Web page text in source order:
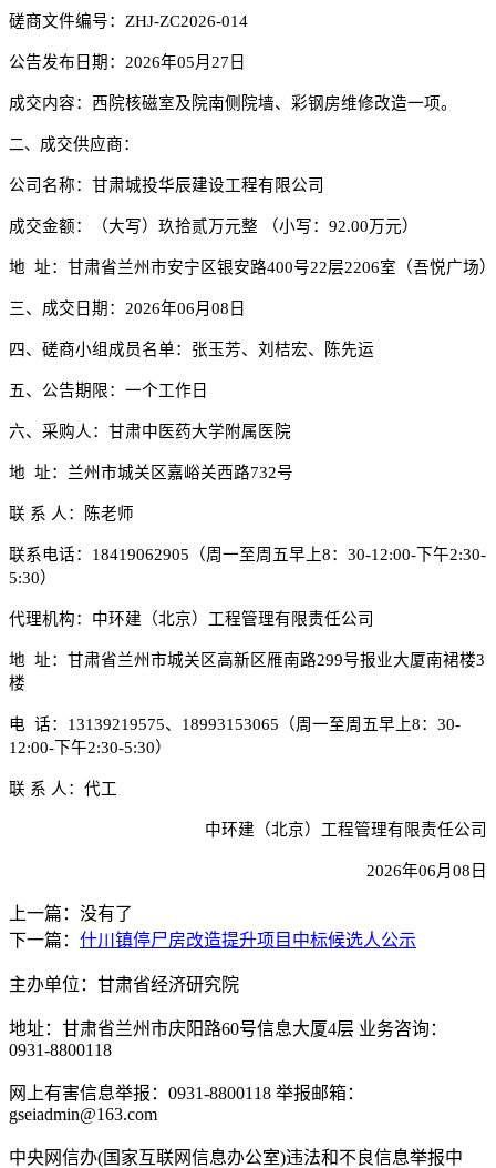
磋商文件编号： ZHJ-ZC2026-014
公告发布日期： 2026年05月27日
成交内容：西院核磁室及院南侧院墙、彩钢房维修改造一项。
二、 成交供应商：
公司名称： 甘肃城投华辰建设工程有限公司
成交金额： （大写） 玖拾贰万元整 （小写： 92.00万元）
地 址： 甘肃省兰州市安宁区银安路400号22层2206室（吾悦广场）
三、 成交日期： 2026年06月 08 日
四、磋商小组成员名单：张玉芳、刘桔宏、陈先运
五、 公告期限： 一个工作日
六、采购人：甘肃中医药大学附属医院
地 址：兰州市城关区嘉峪关西路732号
联 系 人：陈老师
联系电话： 18419062905（周一至周五早上8：30-12:00-下午2:30-
5:30）
代理机构：中环建（北京）工程管理有限责任公司
地 址：甘肃省兰州市城关区高新区雁南路299号报业大厦南裙楼3
楼
电 话： 13139219575、18993153065（周一至周五早上8：30-
12:00-下午2:30-5:30）
联 系 人：代工
中环建（北京）工程管理有限责任公司
2026年06月 08 日
上一篇：没有了
下一篇： 什川镇停尸房改造提升项目中标候选人公示
主办单位：甘肃省经济研究院
地址：甘肃省兰州市庆阳路60号信息大厦4层 业务咨询：
0931-8800118
网上有害信息举报：0931-8800118 举报邮箱：
gseiadmin@163.com
中央网信办(国家互联网信息办公室)违法和不良信息举报中